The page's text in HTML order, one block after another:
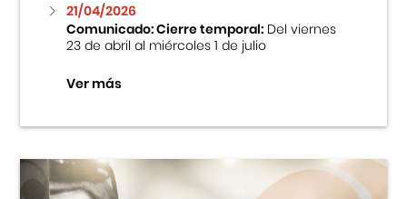
Fondo Editorial
Teatro Peruano Japonés
21/04/2026
Comunicado: Cierre temporal:Del viernes
23 de abril al miércoles 1 de julio
Ver más